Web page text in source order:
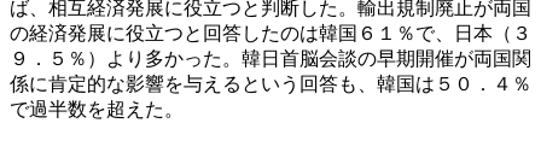
ば、相互経済発展に役立つと判断した。輸出規制廃止が両国
の経済発展に役立つと回答したのは韓国６１％で、日本（３
９．５％）より多かった。韓日首脳会談の早期開催が両国関
係に肯定的な影響を与えるという回答も、韓国は５０．４％
で過半数を超えた。